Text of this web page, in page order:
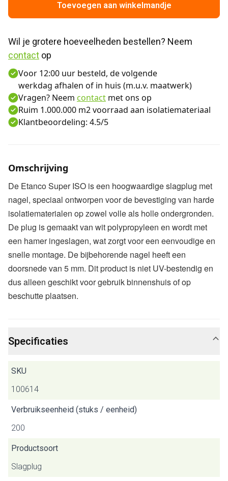
Toevoegen aan winkelmandje
contact op
Voor 12:00 uur besteld, de volgende
werkdag afhalen of in huis (m.u.v. maatwerk)
Vragen? Neem contact met ons op
Ruim 1.000.000 m2 voorraad aan isolatiemateriaal
Klantbeoordeling: 4.5/5
Omschrijving
De Etanco Super ISO is een hoogwaardige slagplug met
nagel, speciaal ontworpen voor de bevestiging van harde
isolatiematerialen op zowel volle als holle ondergronden.
De plug is gemaakt van wit polypropyleen en wordt met
een hamer ingeslagen, wat zorgt voor een eenvoudige en
snelle montage. De bijbehorende nagel heeft een
doorsnede van 5 mm. Dit product is niet UV-bestendig en
dus alleen geschikt voor gebruik binnenshuis of op
beschutte plaatsen.
Specificaties
SKU
100614
Verbruikseenheid (stuks / eenheid)
200
Productsoort
Slagplug